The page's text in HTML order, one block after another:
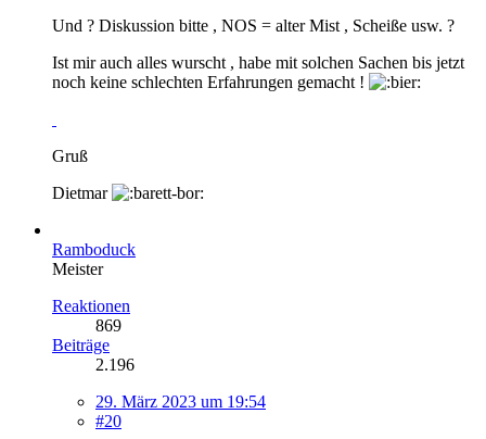
Und ? Diskussion bitte , NOS = alter Mist , Scheiße usw. ?
Ist mir auch alles wurscht , habe mit solchen Sachen bis jetzt
noch keine schlechten Erfahrungen gemacht !
Gruß
Dietmar
Ramboduck
Meister
Reaktionen
869
Beiträge
2.196
29. März 2023 um 19:54
#20